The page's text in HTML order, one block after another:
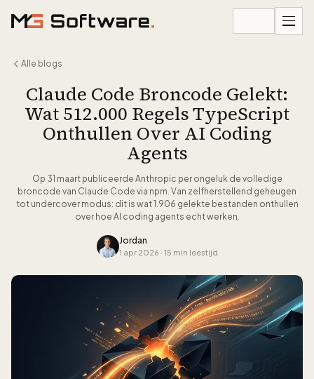
Alle blogs
Claude Code Broncode Gelekt:
Wat 512.000 Regels TypeScript
Onthullen Over AI Coding
Agents
Op 31 maart publiceerde Anthropic per ongeluk de volledige
broncode van Claude Code via npm. Van zelfherstellend geheugen
tot undercover modus: dit is wat 1.906 gelekte bestanden onthullen
over hoe AI coding agents echt werken.
Jordan
1 apr 2026 · 15 min leestijd